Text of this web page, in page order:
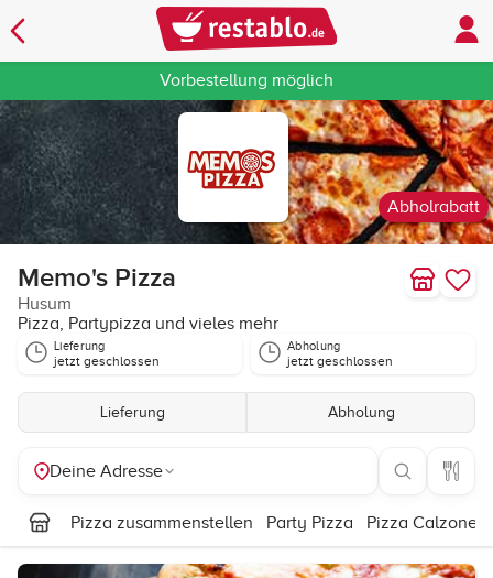
Vorbestellung möglich
Abholrabatt
Memo's Pizza
Husum
Pizza, Partypizza und vieles mehr
Lieferung
jetzt geschlossen
Abholung
jetzt geschlossen
Lieferung Abholung
Deine Adresse
Pizza zusammenstellen Party Pizza Pizza Calzone